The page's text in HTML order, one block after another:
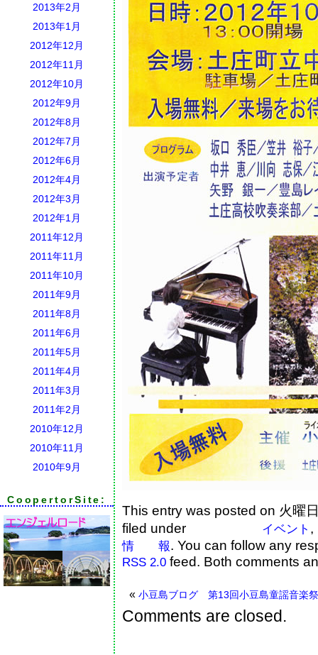
2013年2月
2013年1月
2012年12月
2012年11月
2012年10月
2012年9月
2012年8月
2012年7月
2012年6月
2012年4月
2012年3月
2012年1月
2011年12月
2011年11月
2011年10月
2011年9月
2011年8月
2011年6月
2011年5月
2011年4月
2011年3月
2011年2月
2010年12月
2010年11月
2010年9月
CoopertorSite:
This entry was posted on 火曜
filed under
イベント ,
情 報. You can follow any
RSS 2.0 feed. Both comments
« 小豆島ブログ 第13回小豆島童謡音楽祭
Comments are closed.